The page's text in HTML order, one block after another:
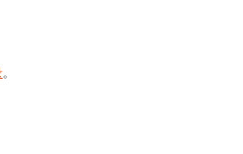
。